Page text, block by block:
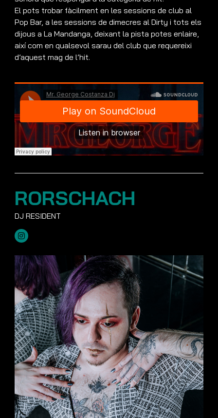
El pots trobar fàcilment en les sessions de club al
Pop Bar, a les sessions de dimecres al Dirty i tots els
dijous a La Mandanga, deixant la pista potes enlaire,
així com en qualsevol sarau del club que requereixi
d’aquest mag de l’hit.
RORSCHACH